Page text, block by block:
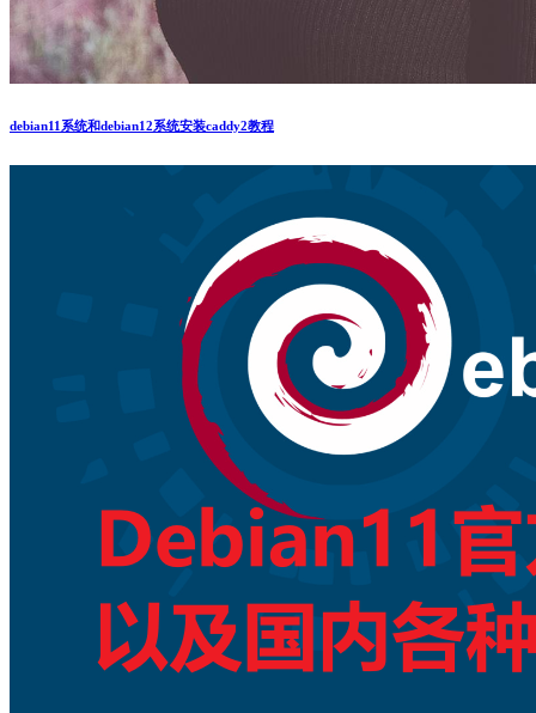
debian11系统和debian12系统安装caddy2教程